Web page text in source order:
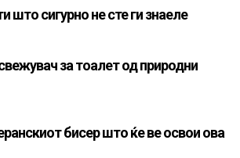
што сигурно не сте ги знаеле
за тоалет од природни
бисер што ќе ве освои ова